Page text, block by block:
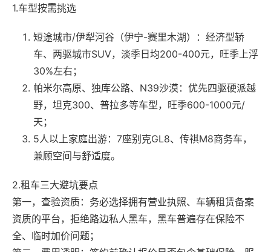
1.车型按需挑选
短途城市/伊犁河谷（伊宁-赛里木湖）：经济型轿
车、两驱城市SUV，淡季日均200-400元，旺季上浮
30%左右；
帕米尔高原、独库公路、N39沙漠：优先四驱硬派越
野，坦克300、普拉多等车型，旺季600-1000元/
天；
5人以上家庭出游：7座别克GL8、传祺M8商务车，
兼顾空间与舒适度。
2.租车三大避坑要点
第一，查验资质：务必选择拥有营业执照、车辆租赁备案
资质的平台，拒绝路边私人黑车，黑车普遍存在保险不
全、临时加价问题；